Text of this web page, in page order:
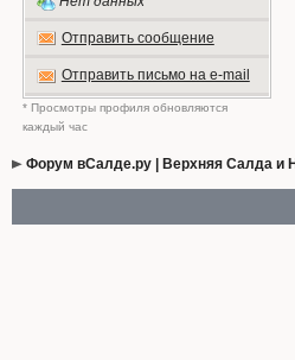
Отправить сообщение
Отправить письмо на e-mail
* Просмотры профиля обновляются
каждый час
Форум вСалде.ру | Верхняя Салда и